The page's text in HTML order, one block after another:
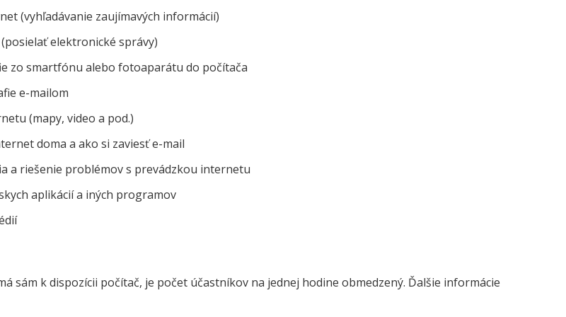
(vyhľadávanie zaujímavých informácií)
elektronické správy)
zo smartfónu alebo fotoaparátu do počítača
e-mailom
(mapy, video a pod.)
doma a ako si zaviesť e-mail
a riešenie problémov s prevádzkou internetu
aplikácií a iných programov
sám k dispozícii počítač, je počet účastníkov na jednej hodine obmedzený. Ďalšie informácie